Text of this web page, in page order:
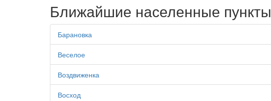
Ближайшие населенные пункты
Барановка
Веселое
Воздвиженка
Восход